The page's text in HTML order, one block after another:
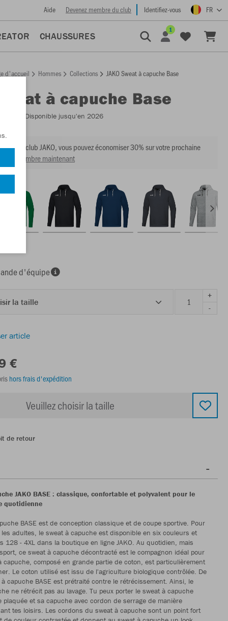
Aide Devenez membre du club Identifiez-vous FR
CHAUSSURES
1
d'accueil Hommes Collections JAKO Sweat à capuche Base
à capuche Base
- Disponible jusqu'en 2026
du club JAKO, vous pouvez économiser 30% sur votre prochaine
membre maintenant
d'équipe
la taille
+
-
article
€
hors frais d'expédition
Veuillez choisir la taille
de retour
JAKO BASE : classique, confortable et polyvalent pour le
quotidienne
BASE est de conception classique et de coupe sportive. Pour
adultes, le sweat à capuche est disponible en six couleurs et
128 - 4XL dans la boutique en ligne JAKO. Au quotidien, mais
ce sweat à capuche décontracté est le compagnon idéal pour
capuche, composé en grande partie de coton, est particulièrement
Le coton utilisé est issu de l'agriculture biologique contrôlée. De
capuche BASE est prétraité contre le rétrécissement. Ainsi, le
ne rétrécit pas au lavage. Tu peux porter le sweat à capuche
plaquée et sa capuche avec cordon de serrage de manière
tes loisirs. Les cordons du sweat à capuche sont un point fort